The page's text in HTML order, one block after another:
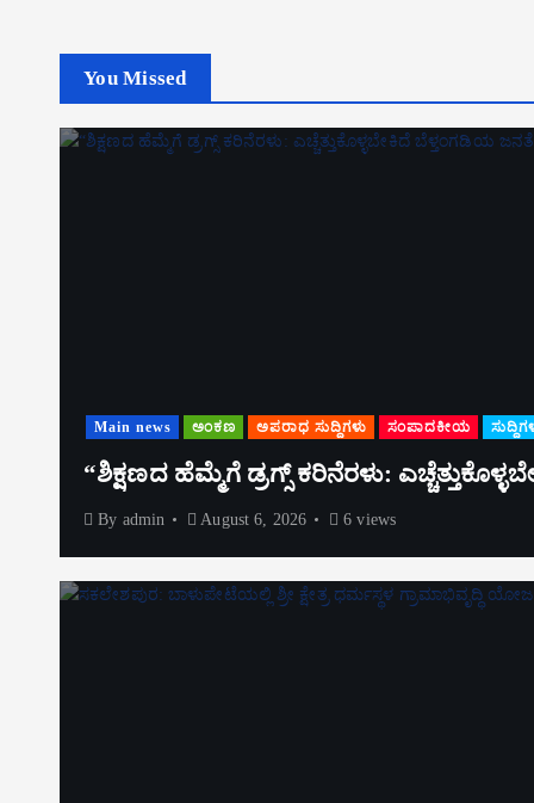
You Missed
Main news ಅಂಕಣ ಅಪರಾಧ ಸುದ್ದಿಗಳು ಸಂಪಾದಕೀಯ
“ಶಿಕ್ಷಣದ ಹೆಮ್ಮೆಗೆ ಡ್ರಗ್ಸ್ ಕರಿನೆರಳು:
By admin August 6, 2026 6 views